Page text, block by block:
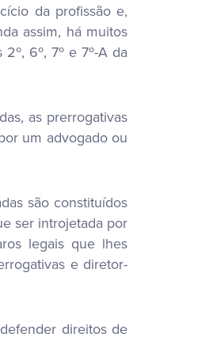
da profissão e,
assim, há muitos
6º, 7º e 7º-A da
as prerrogativas
um advogado ou
são constituídos
ser introjetada por
legais que lhes
e diretor-
direitos de